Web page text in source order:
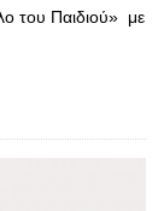
του Παιδιού» με